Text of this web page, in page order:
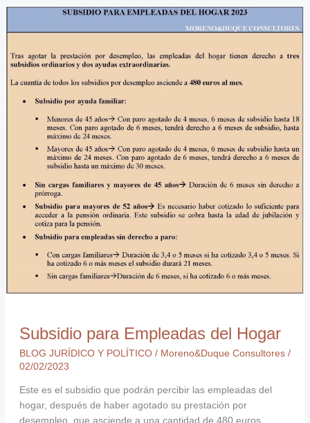
Subsidio para Empleadas del Hogar
BLOG JURÍDICO Y POLÍTICO/ Moreno&Duque Consultores /
02/02/2023
Este es el subsidio que podrán percibir las empleadas del
hogar, después de haber agotado su prestación por
desempleo, que asciende a una cantidad de 480 euros
del